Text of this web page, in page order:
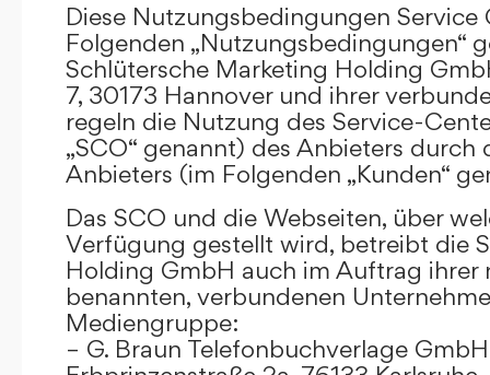
Diese Nutzungsbedingungen Service
Folgenden „Nutzungsbedingungen“
Schlütersche Marketing Holding
7, 30173 Hannover und ihrer
regeln die Nutzung des Service-
„SCO“ genannt) des Anbieters durch
Anbieters (im Folgenden „Kunden“
Das SCO und die Webseiten, über
Verfügung gestellt wird, betreibt die
Holding GmbH auch im Auftrag ihrer
benannten, verbundenen
Mediengruppe:
– G. Braun Telefonbuchverlage GmbH